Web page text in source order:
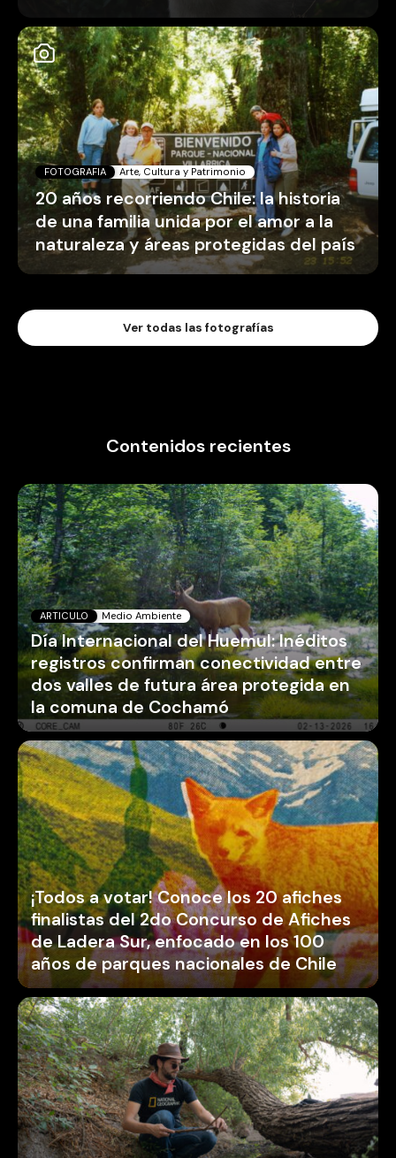
FOTOGRAFIA Arte, Cultura y Patrimonio
20 años recorriendo Chile: la historia
de una familia unida por el amor a la
naturaleza y áreas protegidas del país
Ver todas las fotografías
Contenidos recientes
ARTICULO Medio Ambiente
Día Internacional del Huemul: Inéditos
registros confirman conectividad entre
dos valles de futura área protegida en
la comuna de Cochamó
¡Todos a votar! Conoce los 20 afiches
finalistas del 2do Concurso de Afiches
de Ladera Sur, enfocado en los 100
años de parques nacionales de Chile